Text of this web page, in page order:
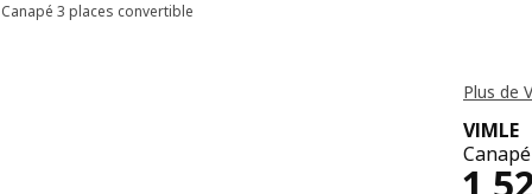
Canapé 3 places convertible
Plus de
VIMLE